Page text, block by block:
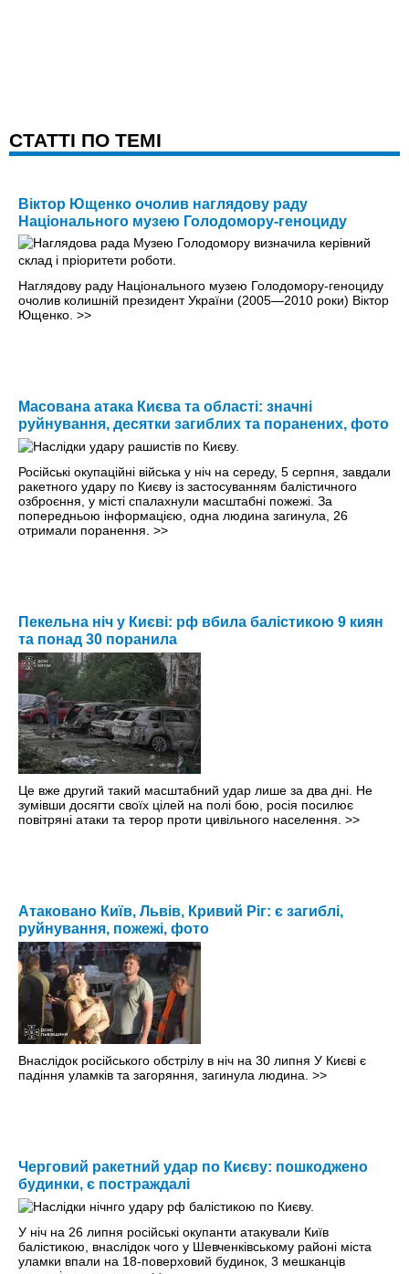
CТАТТІ ПО ТЕМІ
Віктор Ющенко очолив наглядову раду
Національного музею Голодомору-геноциду
Наглядову раду Національного музею Голодомору-геноциду
очолив колишній президент України (2005—2010 роки) Віктор
Ющенко. >>
Масована атака Києва та області: значні
руйнування, десятки загиблих та поранених, фото
Російські окупаційні війська у ніч на середу, 5 серпня, завдали
ракетного удару по Києву із застосуванням балістичного
озброєння, у місті спалахнули масштабні пожежі. За
попередньою інформацією, одна людина загинула, 26
отримали поранення. >>
Пекельна ніч у Києві: рф вбила балістикою 9 киян
та понад 30 поранила
Це вже другий такий масштабний удар лише за два дні. Не
зумівши досягти своїх цілей на полі бою, росія посилює
повітряні атаки та терор проти цивільного населення. >>
Атаковано Київ, Львів, Кривий Ріг: є загиблі,
руйнування, пожежі, фото
Внаслідок російського обстрілу в ніч на 30 липня У Києві є
падіння уламків та загоряння, загинула людина. >>
Черговий ракетний удар по Києву: пошкоджено
будинки, є постраждалі
У ніч на 26 липня російські окупанти атакували Київ
балістикою, внаслідок чого у Шевченківському районі міста
уламки впали на 18-поверховий будинок, 3 мешканців